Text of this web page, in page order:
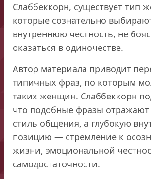
Слаббеккорн, существует тип
которые сознательно
внутреннюю честность, не
оказаться в одиночестве.
Автор материала приводит
типичных фраз, по которым
таких женщин. Слаббеккорн
что подобные фразы отражают
стиль общения, а глубокую
позицию — стремление к
жизни, эмоциональной
самодостаточности.